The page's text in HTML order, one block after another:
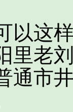
这样
里老
通市